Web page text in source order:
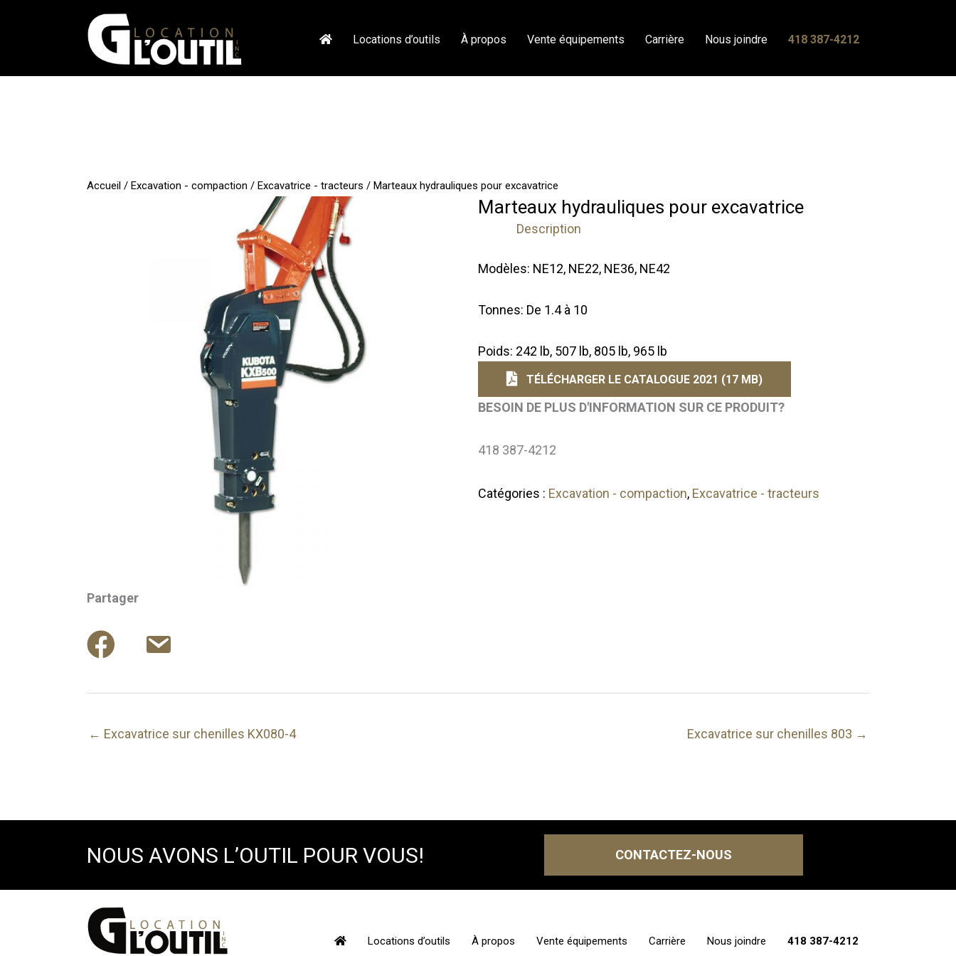
Locations d’outils À propos Vente équipements Carrière Nous joindre 418 387-4212
Accueil / Excavation - compaction / Excavatrice - tracteurs / Marteaux hydrauliques pour excavatrice
Partager
Marteaux hydrauliques pour excavatrice
Description
Modèles: NE12, NE22, NE36, NE42
Tonnes: De 1.4 à 10
Poids: 242 lb, 507 lb, 805 lb, 965 lb
TÉLÉCHARGER LE CATALOGUE 2021 (17 MB)
BESOIN DE PLUS D'INFORMATION SUR CE PRODUIT?
418 387-4212
Catégories : Excavation - compaction, Excavatrice - tracteurs
← Excavatrice sur chenilles KX080-4 Excavatrice sur chenilles 803 →
NOUS AVONS L’OUTIL POUR VOUS! CONTACTEZ-NOUS
Locations d’outils À propos Vente équipements Carrière Nous joindre 418 387-4212